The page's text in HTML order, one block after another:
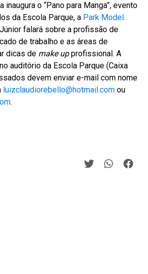
inaugura o “Pano para Manga”, evento
da Escola Parque, a Park Model.
falará sobre a profissão de
de trabalho e as áreas de
dicas de make upprofissional. A
auditório da Escola Parque (Caixa
devem enviar e-mail com nome
luizclaudiorebello@hotmail.com ou
.